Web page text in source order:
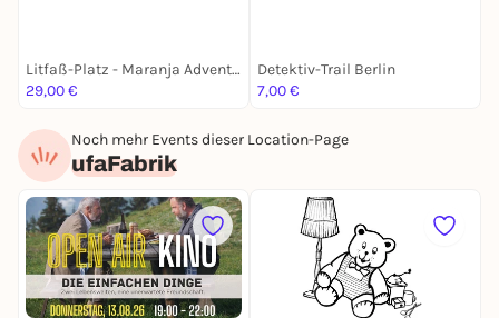
Litfaß-Platz - Maranja Adventure Club
29,00 €
Detektiv-Trail Berlin
7,00 €
Noch mehr Events dieser Location-Page
ufaFabrik